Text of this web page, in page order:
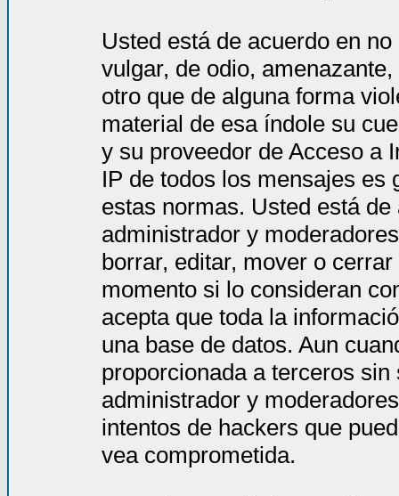
Usted está de acuerdo en
vulgar, de odio,
otro que de alguna forma
material de esa índole su
y su proveedor de Acceso a
IP de todos los mensajes es
estas normas. Usted está
administrador y
borrar, editar, mover o
momento si lo consideran
acepta que toda la
una base de datos. Aun
proporcionada a terceros
administrador y
intentos de hackers que
vea comprometida.